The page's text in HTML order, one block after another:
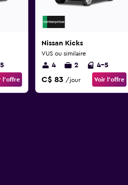
l’offre
Nissan Kicks
VUS ou similaire
4 2 4-5
C$ 83 /jour Voir l’offre